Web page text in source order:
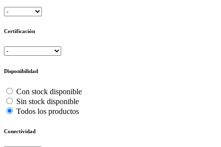
Certificación
Disponibilidad
Con stock disponible
Sin stock disponible
Todos los productos
Conectividad